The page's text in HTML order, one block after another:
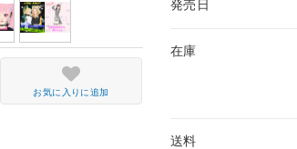
発売日
在庫
送料
お気に入りに追加